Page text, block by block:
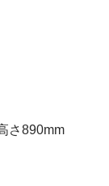
さ890mm